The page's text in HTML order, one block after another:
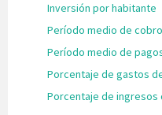
Inversión por habitante
Período medio de cobro
Período medio de
Porcentaje de gastos
Porcentaje de ingresos